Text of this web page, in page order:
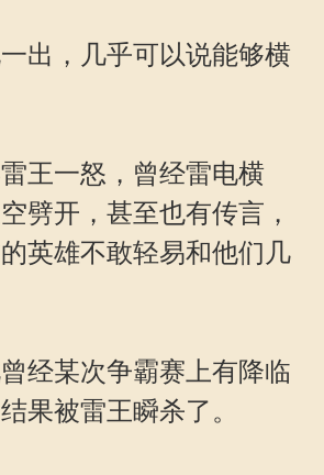
，几乎可以说能够横
一怒，曾经雷电横
劈开，甚至也有传言，
英雄不敢轻易和他们几
某次争霸赛上有降临
果被雷王瞬杀了。